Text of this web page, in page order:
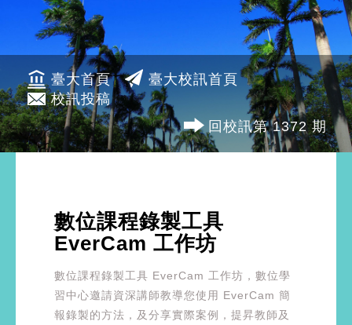
臺大首頁
臺大校訊首頁
校訊投稿
回校訊第 1372 期
數位課程錄製工具
EverCam 工作坊
數位課程錄製工具 EverCam 工作坊，數位學
習中心邀請資深講師教導您使用 EverCam 簡
報錄製的方法，及分享實際案例，提昇教師及